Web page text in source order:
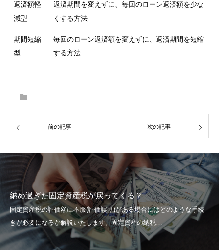
返済額軽
減型
返済期間を変えずに、毎回のローン返済額を少な
くする方法
期間短縮
型
毎回のローン返済額を変えずに、返済期間を短縮
する方法
前の記事 次の記事
納め過ぎた固定資産税が戻ってくる？